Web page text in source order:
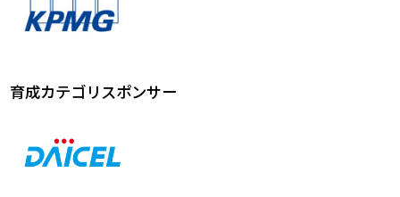
育成カテゴリスポンサー